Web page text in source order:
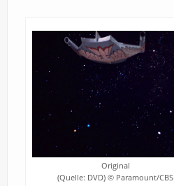
Original
(Quelle: DVD) © Paramount/CBS